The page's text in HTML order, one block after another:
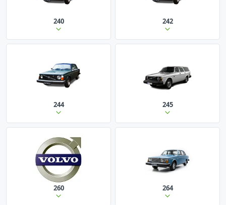
240 242
244 245
260 264